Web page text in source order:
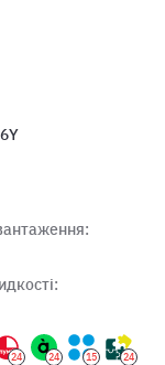
24 24 15 24